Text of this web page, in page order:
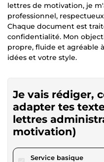
lettres de motivation, je
professionnel,
Chaque document est
confidentialité. Mon
propre, fluide et agréable
idées et votre style.
Je vais rédiger,
adapter tes
lettres
motivation)
Service basiquepour